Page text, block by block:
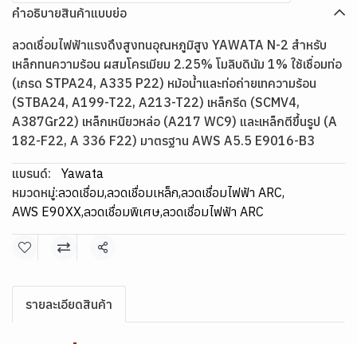
คำอธิบายสินค้าแบบย่อ
ลวดเชื่อมไฟฟ้าแรงดึงสูงทนอุณหภูมิสูง YAWATA N-2 สำหรับ
เหล็กทนความร้อน ผสมโครเมียม 2.25% โมลิบดินัม 1% ใช้เชื่อมท่อ
(เกรด STPA24, A335 P22) หม้อน้ำและท่อถ่ายเทความร้อน
(STBA24, A199-T22, A213-T22) เหล็กรีด (SCMV4,
A387Gr22) เหล็กเหนียวหล่อ (A217 WC9) และเหล็กตีขึ้นรูป (A
182-F22, A 336 F22)​ มาตรฐาน AWS A5.5 E9016-B3
แบรนด์:
Yawata
หมวดหมู่:ลวดเชื่อม,ลวดเชื่อมเหล็ก,ลวดเชื่อมไฟฟ้า ARC,
AWS E90XX,ลวดเชื่อมพิเศษ,ลวดเชื่อมไฟฟ้า ARC
แชร์
รายละเอียดสินค้า